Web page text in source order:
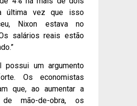
última vez que isso
Nixon estava no
salários reais estão
possui um argumento
Os economistas
que, ao aumentar a
mão-de-obra, os